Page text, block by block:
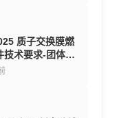
质子交换膜燃
技术要求-团体标